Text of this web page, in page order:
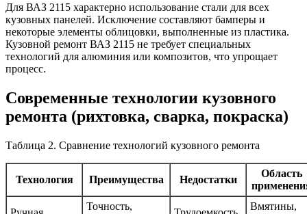
Для ВАЗ 2115 характерно использование стали для всех
кузовных панелей. Исключение составляют бамперы и
некоторые элементы облицовки, выполненные из пластика.
Кузовной ремонт ВАЗ 2115 не требует специальных
технологий для алюминия или композитов, что упрощает
процесс.
Современные технологии кузовного
ремонта (рихтовка, сварка, покраска)
Таблица 2. Сравнение технологий кузовного ремонта
Технология Преимущества Недостатки
Область
Точность,
Вмятины,